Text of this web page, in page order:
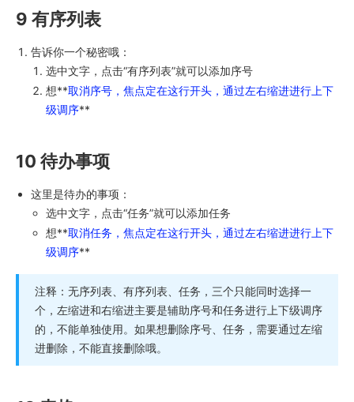
9 有序列表
告诉你一个秘密哦：
选中文字，点击“有序列表”就可以添加序号
想**取消序号，焦点定在这行开头，通过左右缩进进行上下
级调序**
10 待办事项
这里是待办的事项：
选中文字，点击“任务”就可以添加任务
想**取消任务，焦点定在这行开头，通过左右缩进进行上下
级调序**
注释：无序列表、有序列表、任务，三个只能同时选择一
个，左缩进和右缩进主要是辅助序号和任务进行上下级调序
的，不能单独使用。如果想删除序号、任务，需要通过左缩
进删除，不能直接删除哦。